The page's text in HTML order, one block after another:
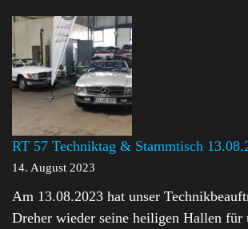
RT 57 Techniktag & Stammtisch
14. August 2023
Am 13.08.2023 hat unser
Dreher wieder seine heiligen Hallen für